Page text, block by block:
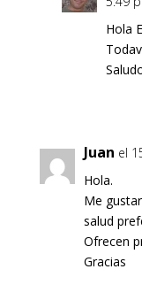
Hola
Juan el
Hola.
Me
salud
Ofrecen
Gracias